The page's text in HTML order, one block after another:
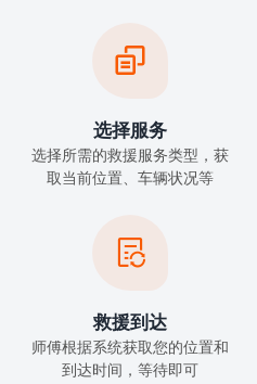

选择服务
选择所需的救援服务类型，获
取当前位置、车辆状况等

救援到达
师傅根据系统获取您的位置和
到达时间，等待即可